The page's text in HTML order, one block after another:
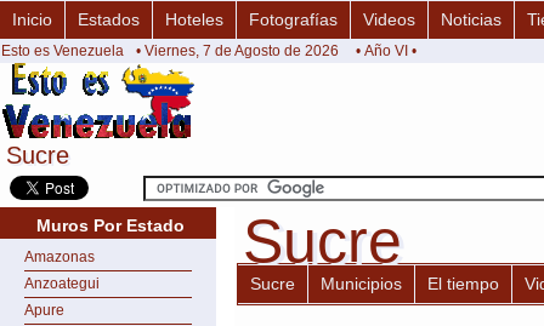
Sucre
Sucre
Inicio Estados Hoteles Fotografías Videos Noticias
Esto es Venezuela • Viernes, 7 de Agosto de 2026 • Año VI •
Muros Por Estado
Amazonas
Anzoategui
Apure
Sucre
Sucre
Sucre Municipios El tiempo